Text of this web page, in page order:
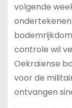
volgende
controle wil
Oekraïense
voor de
ontvangen